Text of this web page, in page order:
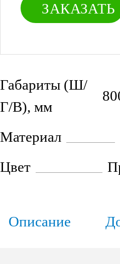
ЗАКАЗАТЬ
Габариты (Ш/
Г/В), мм
Материал
Цвет
Описание